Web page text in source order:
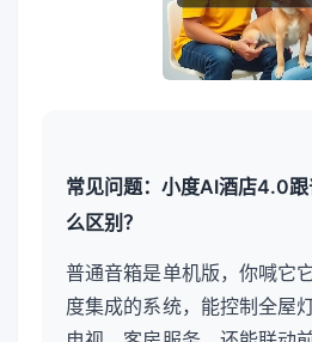
常见问题：小度AI酒店4.0
么区别？
普通音箱是单机版，你喊它
度集成的系统，能控制全屋